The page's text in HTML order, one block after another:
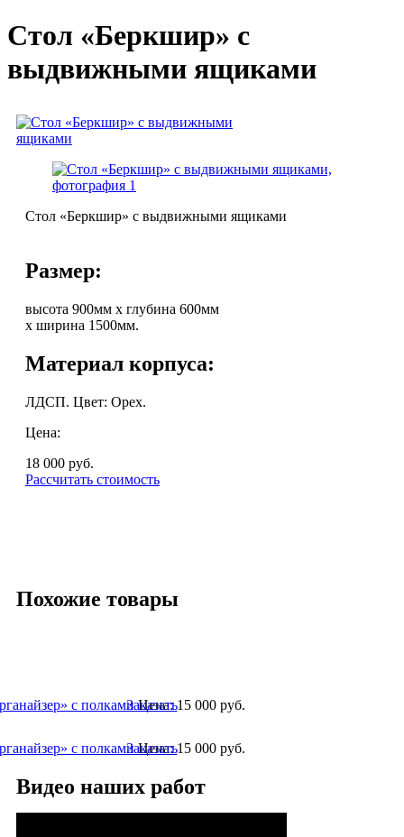
Стол «Беркшир» с
выдвижными ящиками
Стол «Беркшир» с выдвижными ящиками
Размер:
высота 900мм х глубина 600мм
х ширина 1500мм.
Материал корпуса:
ЛДСП. Цвет: Орех.
Цена:
18 000 руб.
Рассчитать стоимость
Похожие товары
с полками Цена:15 000 руб.
Заказать
с полками Цена:15 000 руб.
Заказать
Видео наших работ